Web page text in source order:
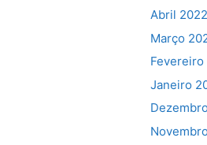
Abril 2022
Março
Fevereiro
Janeiro